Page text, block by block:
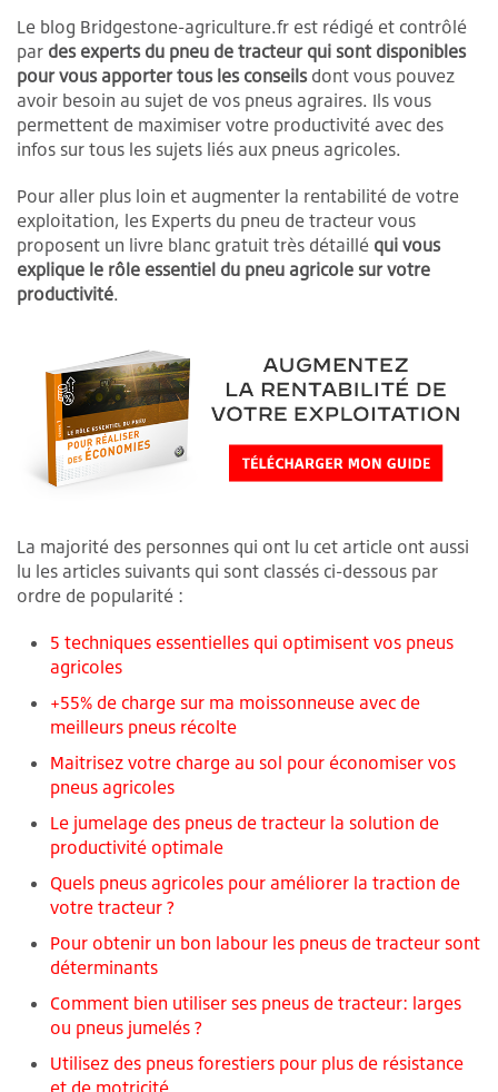
Le blog Bridgestone-agriculture.fr est rédigé et contrôlé
par des experts du pneu de tracteur qui sont disponibles
pour vous apporter tous les conseilsdont vous pouvez
avoir besoin au sujet de vos pneus agraires. Ils vous
permettent de maximiser votre productivité avec des
infos sur tous les sujets liés aux pneus agricoles.
Pour aller plus loin et augmenter la rentabilité de votre
exploitation, les Experts du pneu de tracteur vous
proposent un livre blanc gratuit très détaillé qui vous
explique le rôle essentiel du pneu agricole sur votre
productivité.
La majorité des personnes qui ont lu cet article ont aussi
lu les articles suivants qui sont classés ci-dessous par
ordre de popularité :
5 techniques essentielles qui optimisent vos pneus
agricoles
+55% de charge sur ma moissonneuse avec de
meilleurs pneus récolte
Maitrisez votre charge au sol pour économiser vos
pneus agricoles
Le jumelage des pneus de tracteur la solution de
productivité optimale
Quels pneus agricoles pour améliorer la traction de
votre tracteur ?
Pour obtenir un bon labour les pneus de tracteur sont
déterminants
Comment bien utiliser ses pneus de tracteur: larges
ou pneus jumelés ?
Utilisez des pneus forestiers pour plus de résistance